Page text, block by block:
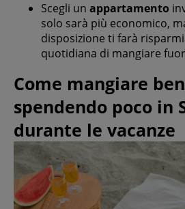
Scegli un appartamento
solo sarà più economico,
disposizione ti farà
quotidiana di mangiare
Come mangiare
spendendo poco in
durante le vacanze